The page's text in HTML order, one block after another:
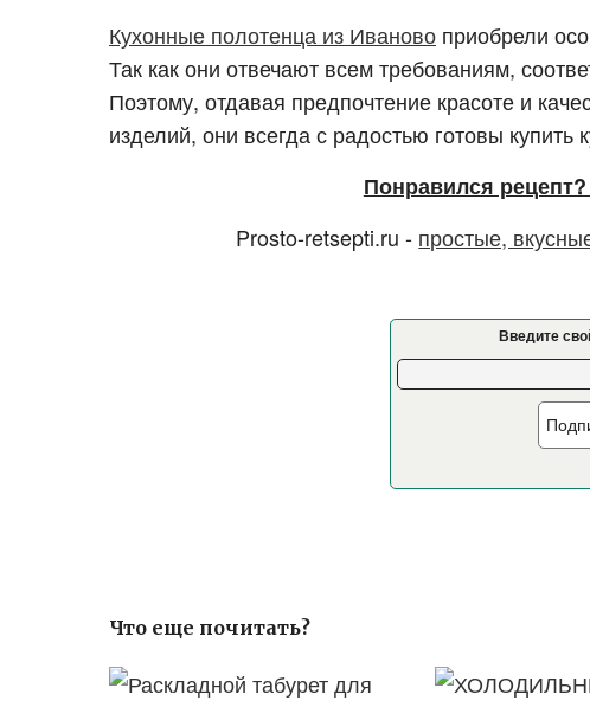
Кухонные полотенца из Иваново приобрели
Так как они отвечают всем требованиям,
Поэтому, отдавая предпочтение красоте и
изделий, они всегда с радостью готовы
Понравился
Prosto-retsepti.ru - простые,
Введите
Что еще почитать?